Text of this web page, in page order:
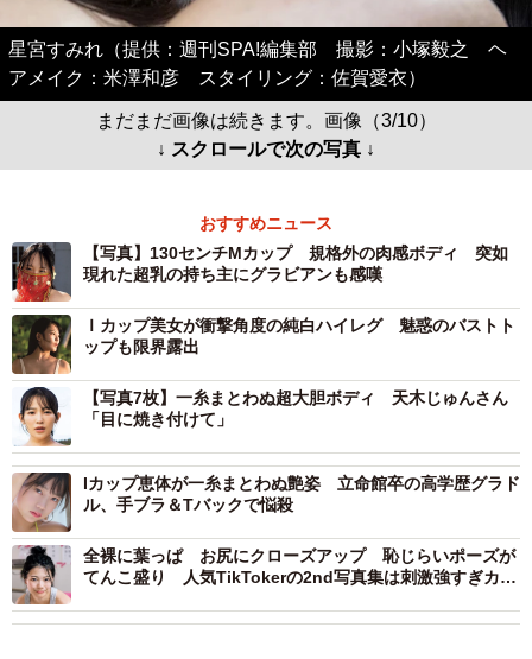
星宮すみれ（提供：週刊SPA!編集部 撮影：小塚毅之 ヘ
アメイク：米澤和彦 スタイリング：佐賀愛衣）
まだまだ画像は続きます。画像（3/10）
↓ スクロールで次の写真 ↓
おすすめニュース
【写真】130センチMカップ 規格外の肉感ボディ 突如
現れた超乳の持ち主にグラビアンも感嘆
Ｉカップ美女が衝撃角度の純白ハイレグ 魅惑のバストト
ップも限界露出
【写真7枚】一糸まとわぬ超大胆ボディ 天木じゅんさん
「目に焼き付けて」
Iカップ恵体が一糸まとわぬ艶姿 立命館卒の高学歴グラド
ル、手ブラ＆Tバックで悩殺
全裸に葉っぱ お尻にクローズアップ 恥じらいポーズが
てんこ盛り 人気TikTokerの2nd写真集は刺激強すぎカッ